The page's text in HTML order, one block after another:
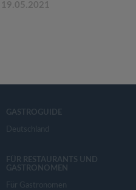
19.05.2021
GASTROGUIDE
Deutschland
FÜR RESTAURANTS UND
GASTRONOMEN
Für Gastronomen